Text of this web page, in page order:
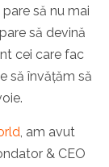
să nu mai
să devină
cei care fac
să învățăm să
, am avut
& CEO